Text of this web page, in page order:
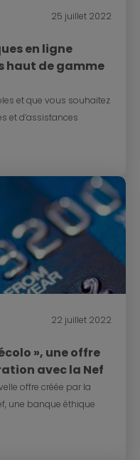
25 juillet 2022
en ligne
haut de gamme
et que vous souhaitez
et d’assistances
22 juillet 2022
», une offre
avec la Nef
offre créée par la
une banque éthique